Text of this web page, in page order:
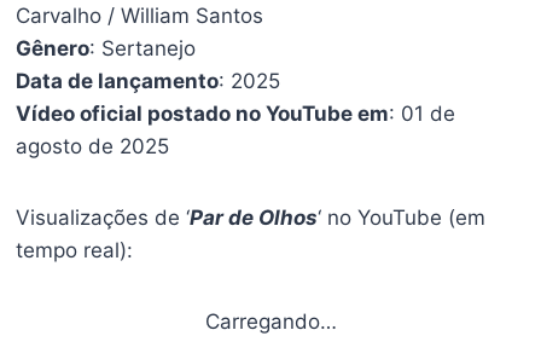
Carvalho / William Santos
Gênero: Sertanejo
Data de lançamento: 2025
Vídeo oficial postado no YouTube em: 01 de
agosto de 2025
Visualizações de ‘Par de Olhos‘ no YouTube (em
tempo real):
Carregando…